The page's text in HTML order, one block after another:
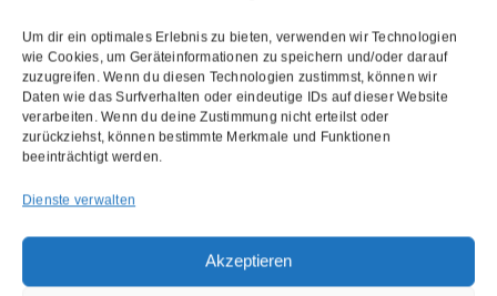
Um dir ein optimales Erlebnis zu bieten, verwenden wir Technologien
wie Cookies, um Geräteinformationen zu speichern und/oder darauf
zuzugreifen. Wenn du diesen Technologien zustimmst, können wir
Daten wie das Surfverhalten oder eindeutige IDs auf dieser Website
verarbeiten. Wenn du deine Zustimmung nicht erteilst oder
zurückziehst, können bestimmte Merkmale und Funktionen
beeinträchtigt werden.
Dienste verwalten
Akzeptieren